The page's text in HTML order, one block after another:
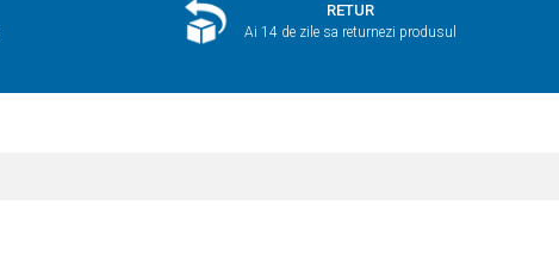
RETUR
Ai 14 de zile sa returnezi produsul